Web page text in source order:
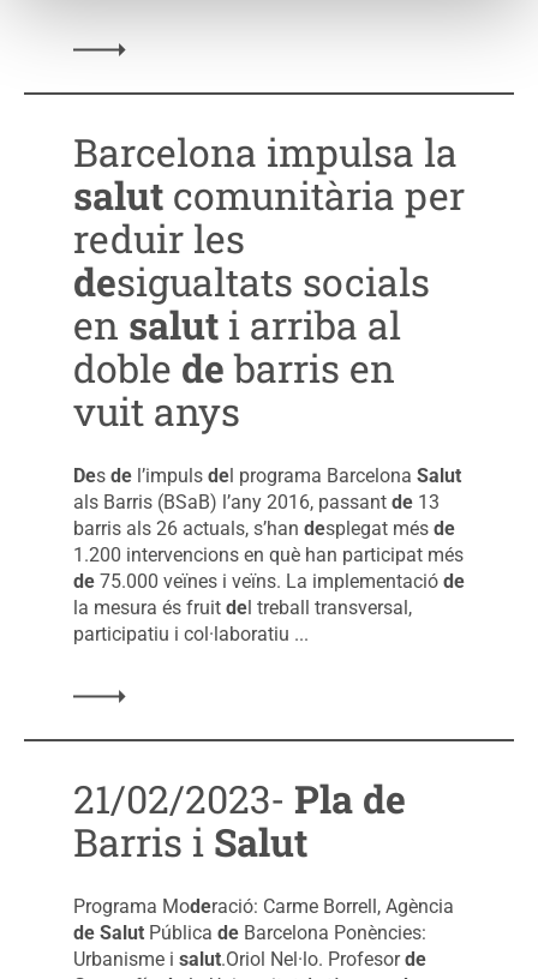
Barcelona impulsa la
salutcomunitària per
reduir les
desigualtats socials
en saluti arriba al
doble debarris en
vuit anys
Des del’impuls del programa Barcelona Salut
als Barris (BSaB) l’any 2016, passant de13
barris als 26 actuals, s’han desplegat més de
1.200 intervencions en què han participat més
de75.000 veïnes i veïns. La implementació de
la mesura és fruit del treball transversal,
participatiu i col·laboratiu ...
21/02/2023- Pla de
Barris i Salut
Programa Moderació: Carme Borrell, Agència
de SalutPública deBarcelona Ponències:
Urbanisme i salut.Oriol Nel·lo. Profesorde